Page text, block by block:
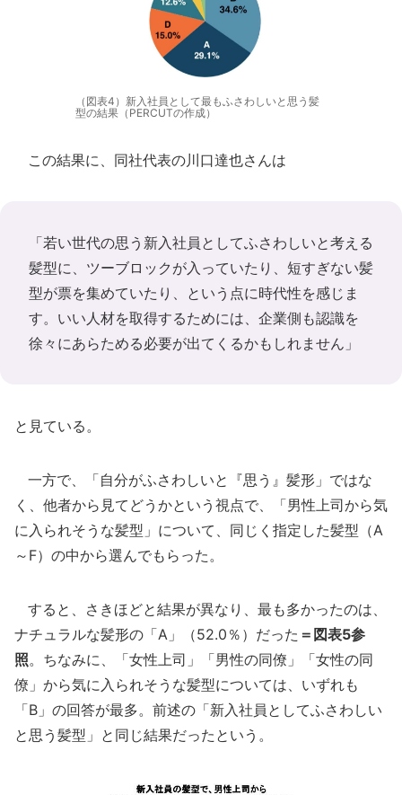
（図表4）新入社員として最もふさわしいと思う髪
型の結果（PERCUTの作成）
この結果に、同社代表の川口達也さんは
「若い世代の思う新入社員としてふさわしいと考える
髪型に、ツーブロックが入っていたり、短すぎない髪
型が票を集めていたり、という点に時代性を感じま
す。いい人材を取得するためには、企業側も認識を
徐々にあらためる必要が出てくるかもしれません」
と見ている。
一方で、「自分がふさわしいと『思う』髪形」ではな
く、他者から見てどうかという視点で、「男性上司から気
に入られそうな髪型」について、同じく指定した髪型（A
～F）の中から選んでもらった。
すると、さきほどと結果が異なり、最も多かったのは、
ナチュラルな髪形の「A」（52.0％）だった ＝図表5参
照。ちなみに、「女性上司」「男性の同僚」「女性の同
僚」から気に入られそうな髪型については、いずれも
「B」の回答が最多。前述の「新入社員としてふさわしい
と思う髪型」と同じ結果だったという。